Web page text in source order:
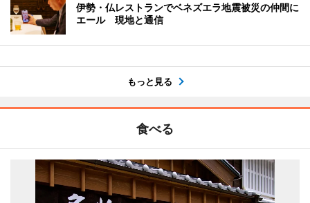
伊勢・仏レストランでベネズエラ地震被災の仲間に
エール 現地と通信
もっと見る
食べる